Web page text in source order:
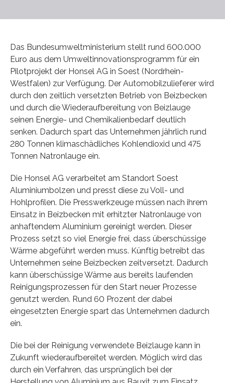
Das Bundesumweltministerium stellt rund 600.000
Euro aus dem Umweltinnovationsprogramm für ein
Pilotprojekt der Honsel AG in Soest (Nordrhein-
Westfalen) zur Verfügung. Der Automobilzulieferer wird
durch den zeitlich versetzten Betrieb von Beizbecken
und durch die Wiederaufbereitung von Beizlauge
seinen Energie- und Chemikalienbedarf deutlich
senken. Dadurch spart das Unternehmen jährlich rund
280 Tonnen klimaschädliches Kohlendioxid und 475
Tonnen Natronlauge ein.
Die Honsel AG verarbeitet am Standort Soest
Aluminiumbolzen und presst diese zu Voll- und
Hohlprofilen. Die Presswerkzeuge müssen nach ihrem
Einsatz in Beizbecken mit erhitzter Natronlauge von
anhaftendem Aluminium gereinigt werden. Dieser
Prozess setzt so viel Energie frei, dass überschüssige
Wärme abgeführt werden muss. Künftig betreibt das
Unternehmen seine Beizbecken zeitversetzt. Dadurch
kann überschüssige Wärme aus bereits laufenden
Reinigungsprozessen für den Start neuer Prozesse
genutzt werden. Rund 60 Prozent der dabei
eingesetzten Energie spart das Unternehmen dadurch
ein.
Die bei der Reinigung verwendete Beizlauge kann in
Zukunft wiederaufbereitet werden. Möglich wird das
durch ein Verfahren, das ursprünglich bei der